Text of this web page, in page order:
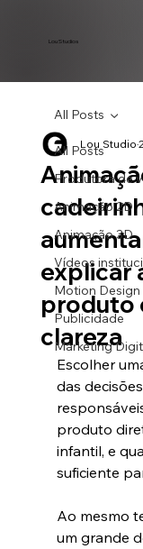
Lou Studios
All Posts
Produtora de
Animação 2D
Animação 3D
Vídeos
Motion Design
Publicidade
Marketing
All Posts
explicar
produto
clareza
Lou Studio
Escolher
das
produto
infantil, e
suficiente
Ao mesmo
um grande